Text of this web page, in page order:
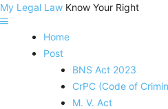
My Legal Law Know Your Right
Home
Post
BNS Act 2023
CrPC (Code of
M. V. Act